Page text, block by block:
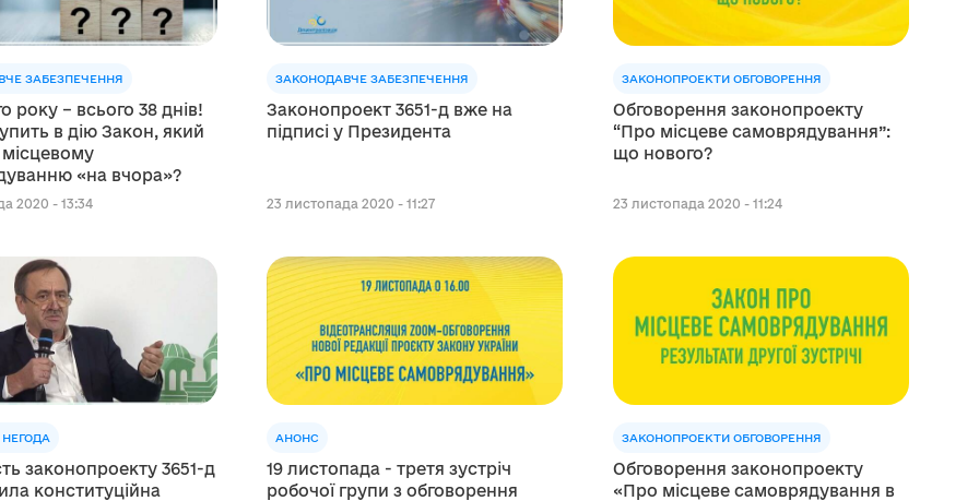
ЗАБЕЗПЕЧЕННЯ
року – всього 38 днів!
в дію Закон, який
місцевому
«на вчора»?
2020 - 13:34
ЗАКОНОДАВЧЕ ЗАБЕЗПЕЧЕННЯ
Законопроект 3651-д вже на
підписі у Президента
23 листопада 2020 - 11:27
ЗАКОНОПРОЕКТИ ОБГОВОРЕННЯ
Обговорення законопроекту
“Про місцеве самоврядування”:
що нового?
23 листопада 2020 - 11:24
законопроекту 3651-д
конституційна
АНОНС
19 листопада - третя зустріч
робочої групи з обговорення
ЗАКОНОПРОЕКТИ ОБГОВОРЕННЯ
Обговорення законопроекту
«Про місцеве самоврядування в